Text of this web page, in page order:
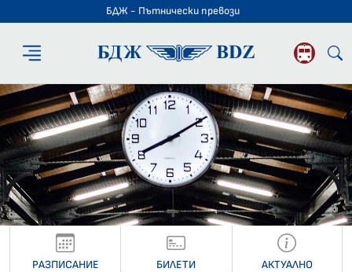
БДЖ - Пътнически превози
БДЖ -
РАЗПИСАНИЕ БИЛЕТИ АКТУАЛНО